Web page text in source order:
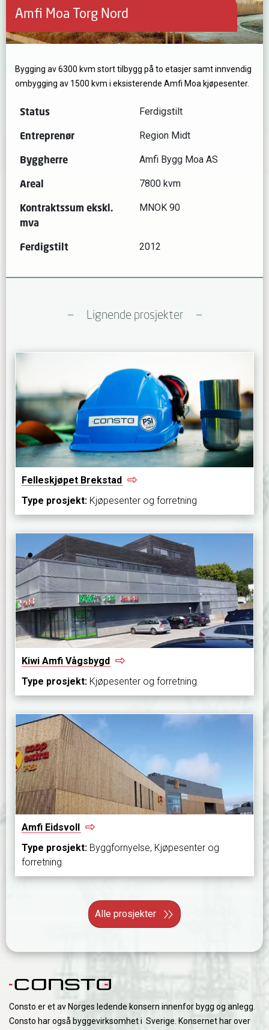
Amfi Moa Torg Nord
Bygging av 6300 kvm stort tilbygg på to etasjer samt innvendig
ombygging av 1500 kvm i eksisterende Amfi Moa kjøpesenter.
Status Ferdigstilt
Entreprenør Region Midt
Byggherre Amfi Bygg Moa AS
Areal 7800 kvm
Kontraktssum ekskl.
mva
MNOK 90
Ferdigstilt 2012
Lignende prosjekter
Felleskjøpet Brekstad
Type prosjekt: Kjøpesenter og forretning
Kiwi Amfi Vågsbygd
Type prosjekt: Kjøpesenter og forretning
Amfi Eidsvoll
Type prosjekt: Byggfornyelse, Kjøpesenter og
forretning
Alle prosjekter
Consto er et av Norges ledende konsern innenfor bygg og anlegg.
Consto har også byggevirksomhet i Sverige. Konsernet har over